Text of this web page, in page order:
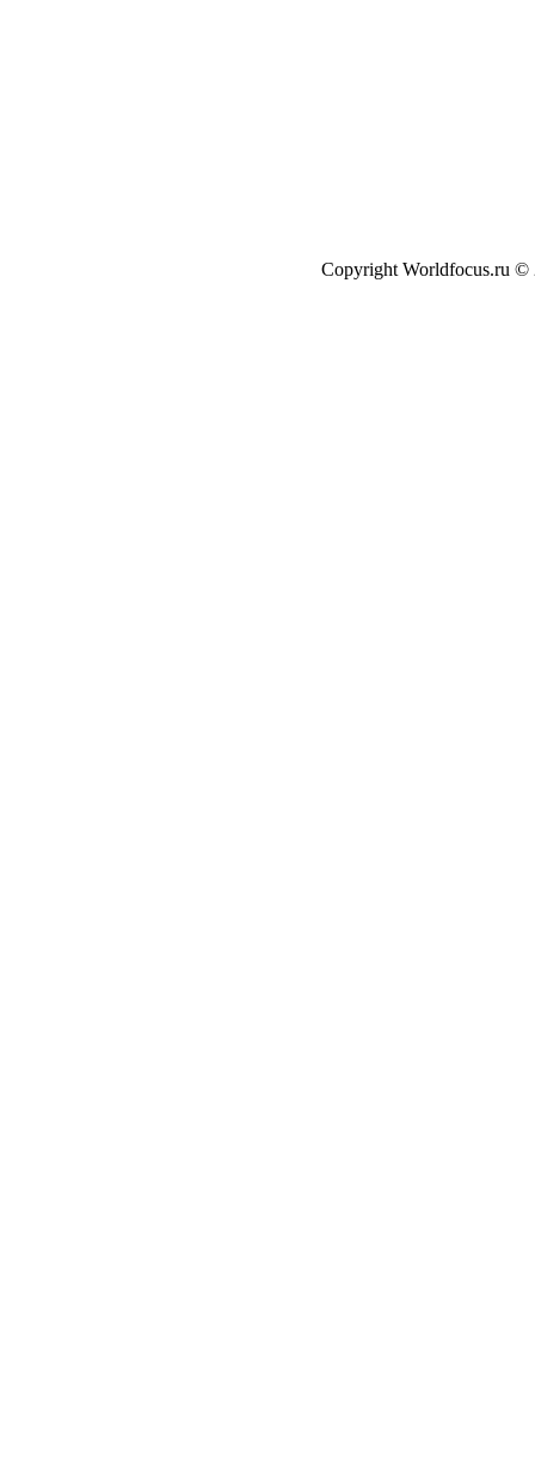
Copyright Worldfocus.ru ©